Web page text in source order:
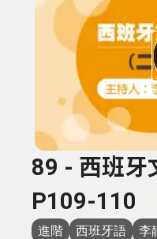
89 - 西班牙
P109-110
進階 西班牙語 李